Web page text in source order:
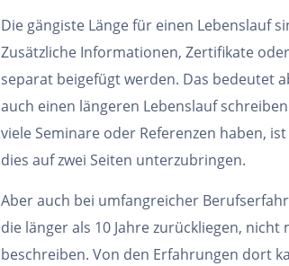
Die gängiste Länge für einen Lebenslauf
Zusätzliche Informationen, Zertifikate
separat beigefügt werden. Das bedeutet
auch einen längeren Lebenslauf
viele Seminare oder Referenzen haben,
dies auf zwei Seiten unterzubringen.
Aber auch bei umfangreicher
die länger als 10 Jahre zurückliegen,
beschreiben. Von den Erfahrungen dort